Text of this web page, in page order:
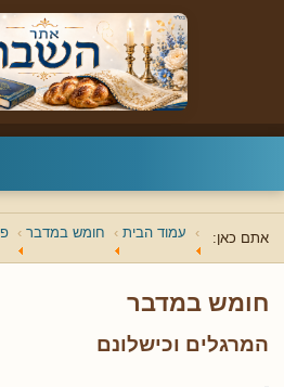
אתם כאן: עמוד הבית חומש במדבר
חומש במדבר
המרגלים וכישלונם